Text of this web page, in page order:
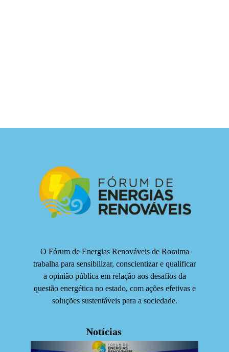
O Fórum de Energias Renováveis de Roraima
trabalha para sensibilizar, conscientizar e qualificar
a opinião pública em relação aos desafios da
questão energética no estado, com ações efetivas e
soluções sustentáveis para a sociedade.
Notícias